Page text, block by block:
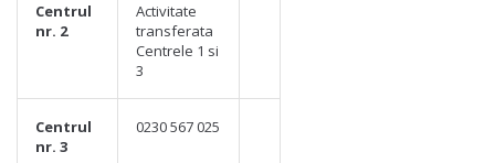
Centrul
nr. 2
Activitate
transferata
Centrele 1 si
3
Centrul
nr. 3
0230 567 025